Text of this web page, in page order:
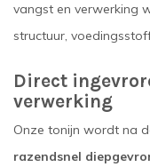
vangst en verwerking
structuur,
Direct
verwerking
Onze tonijn wordt na
razendsnel